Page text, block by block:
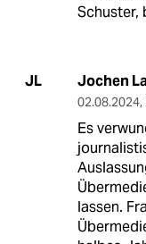
Schuster,
JL Jochen
02.08.2024,
Es
lassen.